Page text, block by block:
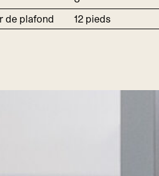
de plafond 12 pieds